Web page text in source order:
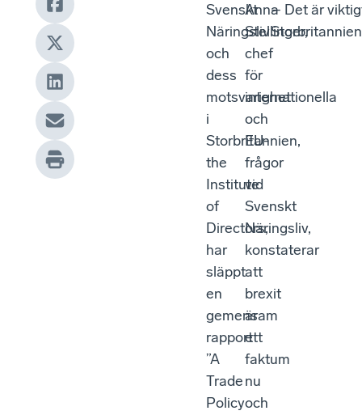
Svenskt
Näringsliv
och
dess
motsvarighet
i
Storbritannien,
the
Institute
of
Directors,
har
släppt
en
gemensam
rapport
”A
Trade
Policy
Anna
Stellinger,
chef
för
internationella
och
EU-
frågor
vid
Svenskt
Näringsliv,
konstaterar
att
brexit
är
ett
faktum
nu
och
– Det är